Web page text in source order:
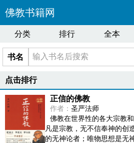
佛教书籍网
分类 排行 全本
书名
点击排行
正信的佛教
作者： 圣严法师
佛教在世界性的各大宗教
凡是宗教，无不信奉神的创
的无神论者；唯物思想是无